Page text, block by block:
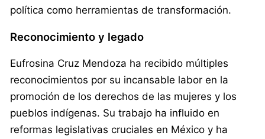
política como herramientas de transformación.
Reconocimiento y legado
Eufrosina Cruz Mendoza ha recibido múltiples
reconocimientos por su incansable labor en la
promoción de los derechos de las mujeres y los
pueblos indígenas. Su trabajo ha influido en
reformas legislativas cruciales en México y ha